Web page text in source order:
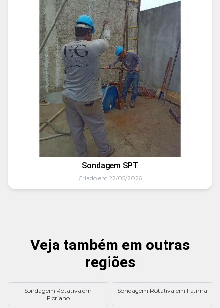
Sondagem SPT
Criado em 22/05/2026
Veja também em outras
regiões
Sondagem Rotativa em
Floriano
Sondagem Rotativa em Fátima